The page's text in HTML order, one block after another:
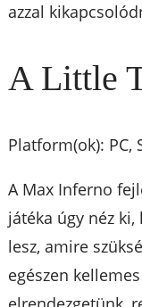
azzal
A Little
Platform(ok): PC,
A Max Inferno
játéka úgy néz
lesz, amire
egészen